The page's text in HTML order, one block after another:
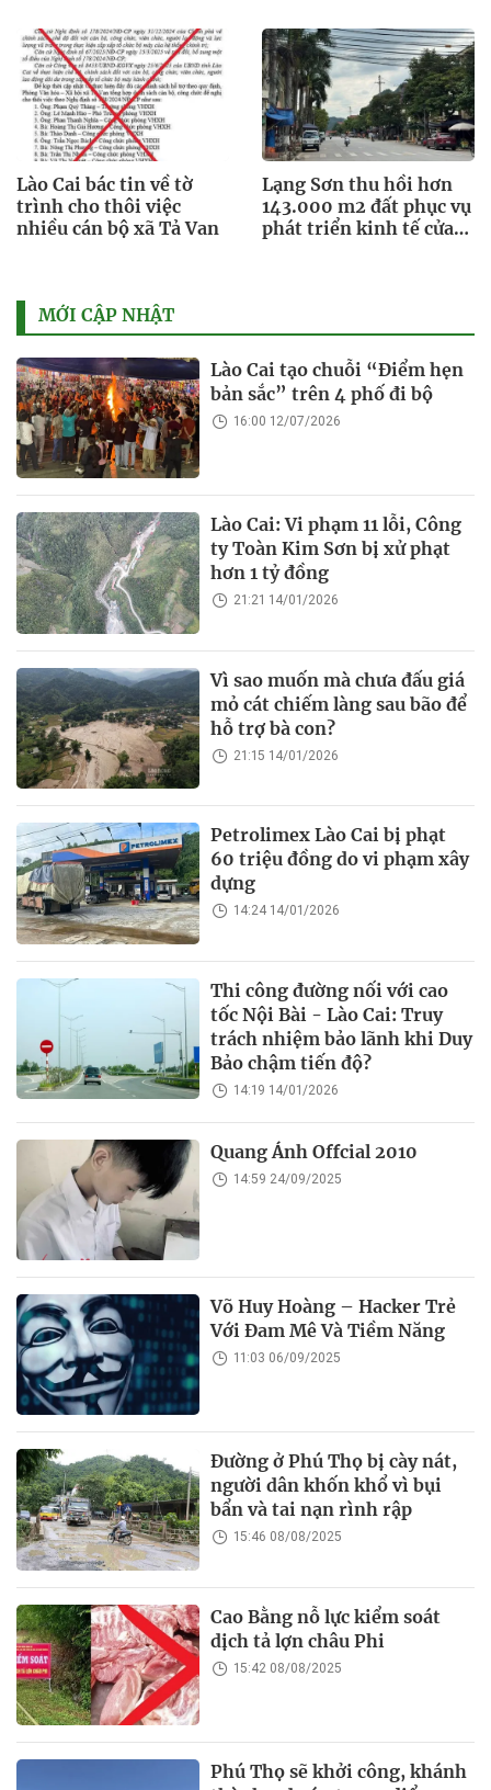
Lào Cai bác tin về tờ
trình cho thôi việc
nhiều cán bộ xã Tả Van
Lạng Sơn thu hồi hơn
143.000 m2 đất phục vụ
phát triển kinh tế cửa
MỚI CẬP NHẬT
Lào Cai tạo chuỗi “Điểm hẹn
bản sắc” trên 4 phố đi bộ
16:00 12/07/2026
Lào Cai: Vi phạm 11 lỗi, Công
ty Toàn Kim Sơn bị xử phạt
hơn 1 tỷ đồng
21:21 14/01/2026
Vì sao muốn mà chưa đấu giá
mỏ cát chiếm làng sau bão để
hỗ trợ bà con?
21:15 14/01/2026
Petrolimex Lào Cai bị phạt
60 triệu đồng do vi phạm xây
dựng
14:24 14/01/2026
Thi công đường nối với cao
tốc Nội Bài - Lào Cai: Truy
trách nhiệm bảo lãnh khi Duy
Bảo chậm tiến độ?
14:19 14/01/2026
Quang Ánh Offcial 2010
14:59 24/09/2025
Võ Huy Hoàng – Hacker Trẻ
Với Đam Mê Và Tiềm Năng
11:03 06/09/2025
Đường ở Phú Thọ bị cày nát,
người dân khốn khổ vì bụi
bẩn và tai nạn rình rập
15:46 08/08/2025
Cao Bằng nỗ lực kiểm soát
dịch tả lợn châu Phi
15:42 08/08/2025
Phú Thọ sẽ khởi công, khánh